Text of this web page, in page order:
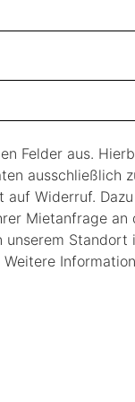
Felder aus.
ausschließlich
auf Widerruf.
Mietanfrage an